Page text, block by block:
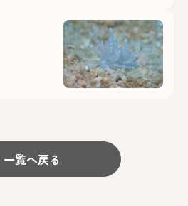
一覧へ戻る